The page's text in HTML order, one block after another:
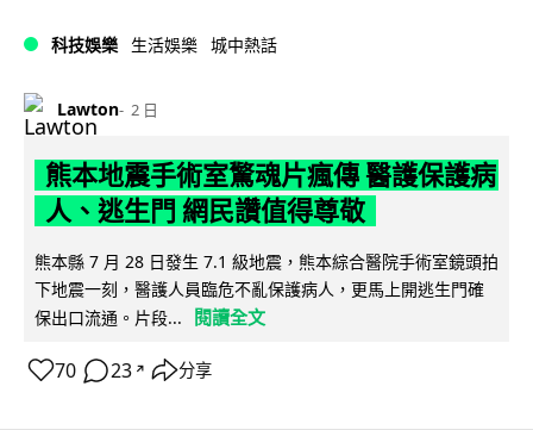
科技娛樂 生活娛樂 城中熱話
Lawton 2 日
熊本地震手術室驚魂片瘋傳 醫護保護病
人、逃生門 網民讚值得尊敬
熊本縣 7 月 28 日發生 7.1 級地震，熊本綜合醫院手術室鏡頭拍
下地震一刻，醫護人員臨危不亂保護病人，更馬上開逃生門確
保出口流通。片段...
閱讀全文
70 23 ↗ 分享